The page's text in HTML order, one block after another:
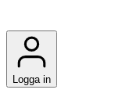
Logga in